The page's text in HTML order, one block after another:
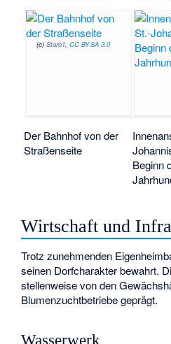
(c) Staro1, CC BY-SA 3.0
Der Bahnhof von der
Straßenseite
Beginn
Wirtschaft und
Trotz zunehmenden
seinen Dorfcharakter bewahrt.
stellenweise von den
Blumenzuchtbetriebe geprägt.
Wasserwerk